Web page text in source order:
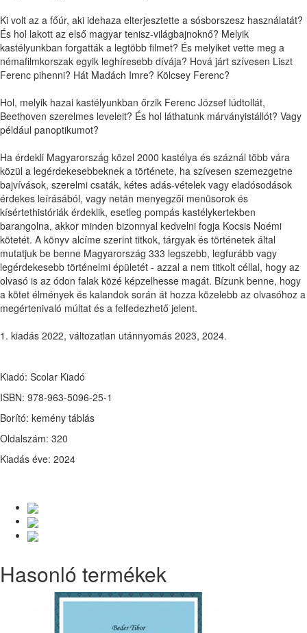
Ki volt az a főúr, aki idehaza elterjesztette a sósborszesz használatát?
És hol lakott az első magyar tenisz-világbajnoknő? Melyik
kastélyunkban forgatták a legtöbb filmet? És melyiket vette meg a
némafilmkorszak egyik leghíresebb dívája? Hová járt szívesen Liszt
Ferenc pihenni? Hát Madách Imre? Kölcsey Ferenc?
Hol, melyik hazai kastélyunkban őrzik Ferenc József lúdtollát,
Beethoven szerelmes leveleit? És hol láthatunk márványistállót? Vagy
például panoptikumot?
Ha érdekli Magyarország közel 2000 kastélya és száznál több vára
közül a legérdekesebbeknek a története, ha szívesen szemezgetne
bajvívások, szerelmi csaták, kétes adás-vételek vagy eladósodások
érdekes leírásából, vagy netán menyegzői menüsorok és
kísértethistóriák érdeklik, esetleg pompás kastélykertekben
barangolna, akkor minden bizonnyal kedvelni fogja Kocsis Noémi
kötetét. A könyv alcíme szerint titkok, tárgyak és történetek által
mutatjuk be benne Magyarország 333 legszebb, legfurább vagy
legérdekesebb történelmi épületét - azzal a nem titkolt céllal, hogy az
olvasó is az ódon falak közé képzelhesse magát. Bízunk benne, hogy
a kötet élmények és kalandok során át hozza közelebb az olvasóhoz a
megértenivaló múltat és a felfedezhető jelent.
1. kiadás 2022, változatlan utánnyomás 2023, 2024.
Kiadó: Scolar Kiadó
ISBN: 978-963-5096-25-1
Borító: kemény táblás
Oldalszám: 320
Kiadás éve: 2024
Hasonló termékek